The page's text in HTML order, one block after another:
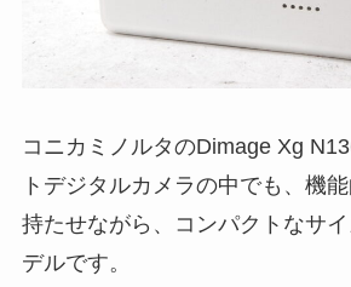
コニカミノルタのDimage Xg
トデジタルカメラの中でも、機
持たせながら、コンパクトなサ
デルです。